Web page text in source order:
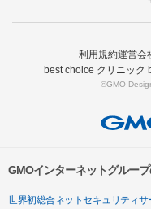
利用規約運営会
best choice クリニック
©GMO
GMOインターネットグルー
世界初総合ネットセキュリティサ